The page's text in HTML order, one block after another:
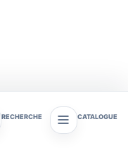
RECHERCHE CATALOGUE